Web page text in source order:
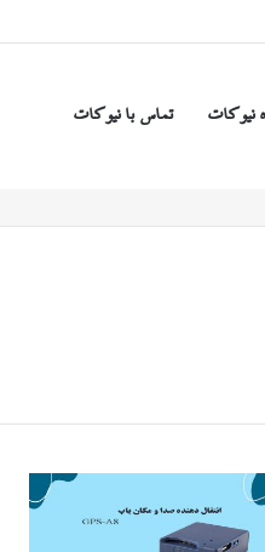
نیوکات تماس با نیوکات